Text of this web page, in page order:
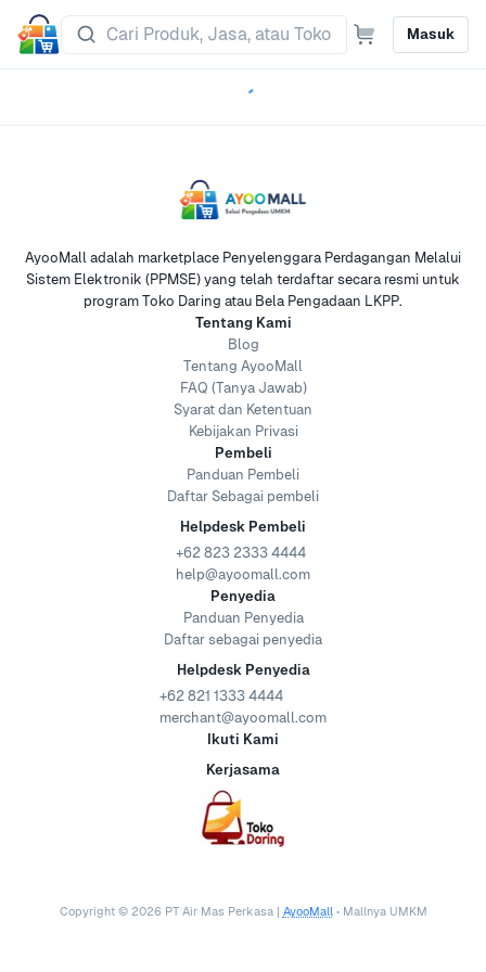
Masuk
AyooMall adalah marketplace Penyelenggara Perdagangan Melalui
Sistem Elektronik (PPMSE) yang telah terdaftar secara resmi untuk
program Toko Daring atau Bela Pengadaan LKPP.
Tentang Kami
Blog
Tentang AyooMall
FAQ (Tanya Jawab)
Syarat dan Ketentuan
Kebijakan Privasi
Pembeli
Panduan Pembeli
Daftar Sebagai pembeli
Helpdesk Pembeli
+62 823 2333 4444
help@ayoomall.com
Penyedia
Panduan Penyedia
Daftar sebagai penyedia
Helpdesk Penyedia
+62 821 1333 4444
merchant@ayoomall.com
Ikuti Kami
Kerjasama
Copyright © 2026 PT Air Mas Perkasa | AyooMall • Mallnya UMKM